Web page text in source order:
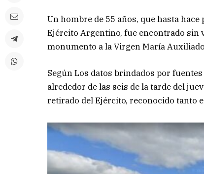
Un hombre de 55 años, que hasta
Ejército Argentino, fue encontrado sin
monumento a la Virgen María
Según Los datos brindados por
alrededor de las seis de la tarde del
retirado del Ejército, reconocido tanto